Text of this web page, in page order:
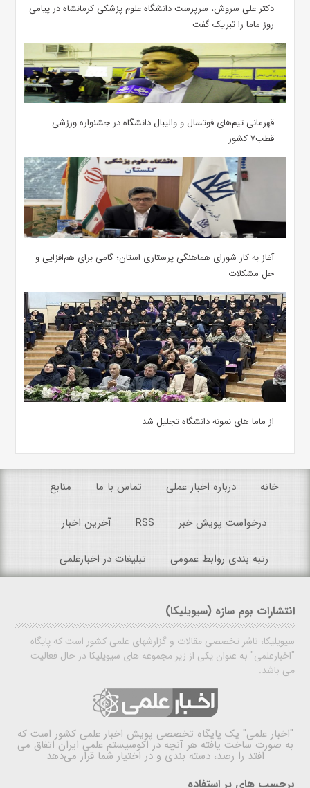
دکتر علی سروش، سرپرست دانشگاه علوم پزشکی کرمانشاه در پیامی
روز ماما را تبریک گفت
قهرمانی تیم‌های فوتسال و والیبال دانشگاه در جشنواره ورزشی
قطب۷ کشور
آغاز به کار شورای هماهنگی پرستاری استان؛ گامی برای هم‌افزایی و
حل مشکلات
از ماما های نمونه دانشگاه تجلیل شد
خانه درباره اخبار عملی تماس با ما منابع
درخواست پویش خبر RSS آخرین اخبار
رتبه بندی روابط عمومی تبلیغات در اخبارعلمی
انتشارات بوم سازه (سیویلیکا)
سیویلیکا، ناشر تخصصی مقالات و گزارشهای علمی کشور است که پایگاه
"اخبارعلمی" به عنوان یکی از زیر مجموعه های سیویلیکا در حال فعالیت
می باشد.
"اخبار علمی" یک پایگاه تخصصی پویش اخبار علمی کشور است که
به صورت ساخت یافته هر آنچه در اکوسیستم علمی ایران اتفاق می
افتد را رصد، دسته بندی و در اختیار شما قرار می‌دهد
برچسب های پر استفاده